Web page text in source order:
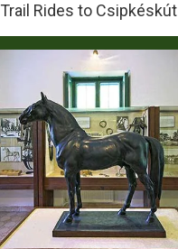
Trail Rides to Csipkéskút